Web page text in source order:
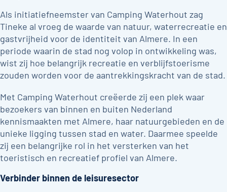
Als initiatiefneemster van Camping Waterhout zag
Tineke al vroeg de waarde van natuur, waterrecreatie en
gastvrijheid voor de identiteit van Almere. In een
periode waarin de stad nog volop in ontwikkeling was,
wist zij hoe belangrijk recreatie en verblijfstoerisme
zouden worden voor de aantrekkingskracht van de stad.
Met Camping Waterhout creëerde zij een plek waar
bezoekers van binnen en buiten Nederland
kennismaakten met Almere, haar natuurgebieden en de
unieke ligging tussen stad en water. Daarmee speelde
zij een belangrijke rol in het versterken van het
toeristisch en recreatief profiel van Almere.
Verbinder binnen de leisuresector